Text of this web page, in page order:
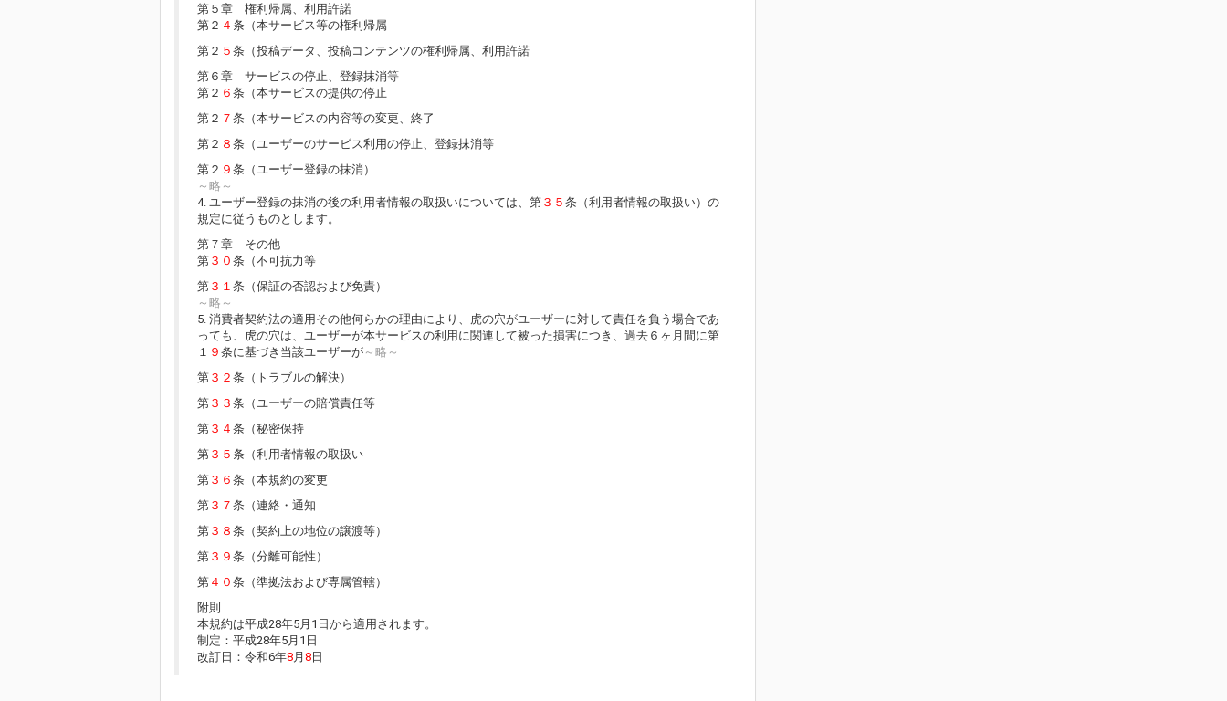
第５章 権利帰属、利用許諾
第２ ４ 条（本サービス等の権利帰属
第２ ５ 条（投稿データ、投稿コンテンツの権利帰属、利用許諾
第６章 サービスの停止、登録抹消等
第２ ６ 条（本サービスの提供の停止
第２ ７ 条（本サービスの内容等の変更、終了
第２ ８ 条（ユーザーのサービス利用の停止、登録抹消等
第２ ９ 条（ユーザー登録の抹消）
～略～
4. ユーザー登録の抹消の後の利用者情報の取扱いについては、第 ３５ 条（利用者情報の取扱い）の
規定に従うものとします。
第７章 その他
第 ３０ 条（不可抗力等
第 ３１ 条（保証の否認および免責）
～略～
5. 消費者契約法の適用その他何らかの理由により、虎の穴がユーザーに対して責任を負う場合であ
っても、虎の穴は、ユーザーが本サービスの利用に関連して被った損害につき、過去６ヶ月間に第
１ ９ 条に基づき当該ユーザーが ～略～
第 ３２ 条（トラブルの解決）
第 ３３ 条（ユーザーの賠償責任等
第 ３４ 条（秘密保持
第 ３５ 条（利用者情報の取扱い
第 ３６ 条（本規約の変更
第 ３７ 条（連絡・通知
第 ３８ 条（契約上の地位の譲渡等）
第 ３９ 条（分離可能性）
第 ４０ 条（準拠法および専属管轄）
附則
本規約は平成28年5月1日から適用されます。
制定：平成28年5月1日
改訂日：令和6年8 月 8 日